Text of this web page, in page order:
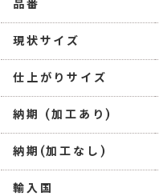
品番
現状サイズ
仕上がりサイズ
納期 (加工あり)
納期(加工なし)
輸入国